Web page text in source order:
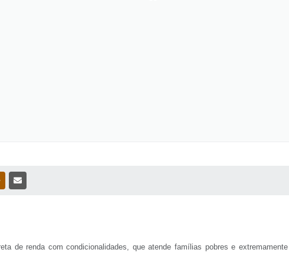
OUTRAS MÍDIAS
de renda com condicionalidades, que atende famílias pobres e